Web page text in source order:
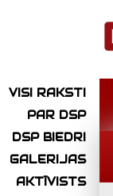
VISI RAKSTI
PAR DSP
DSP BIEDRI
GALERIJAS
AKTĪVISTS